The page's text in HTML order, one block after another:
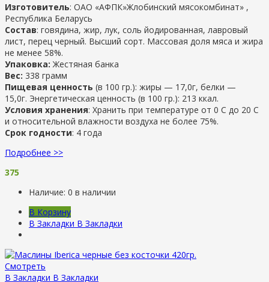
Изготовитель: ОАО «АФПК»Жлобинский мясокомбинат» ,
Республика Беларусь
Состав: говядина, жир, лук, соль йодированная, лавровый
лист, перец черный. Высший сорт. Массовая доля мяса и жира
не менее 58%.
Упаковка: Жестяная банка
Вес: 338 грамм
Пищевая ценность (в 100 гр.): жиры — 17,0г, белки —
15,0г. Энергетическая ценность (в 100 гр.): 213 ккал.
Условия хранения: Хранить при температуре от 0 С до 20 С
и относительной влажности воздуха не более 75%.
Срок годности: 4 года
Подробнее >>
375
Наличие: 0 в наличии
В Корзину
В Закладки В Закладки
Смотреть
В Закладки В Закладки